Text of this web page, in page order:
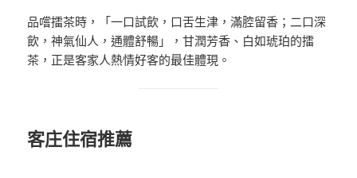
品嚐擂茶時，「一口試飲，口舌生津，滿腔留香；二口深
飲，神氣仙人，通體舒暢」，甘潤芳香、白如琥珀的擂
茶，正是客家人熱情好客的最佳體現。
客庄住宿推薦